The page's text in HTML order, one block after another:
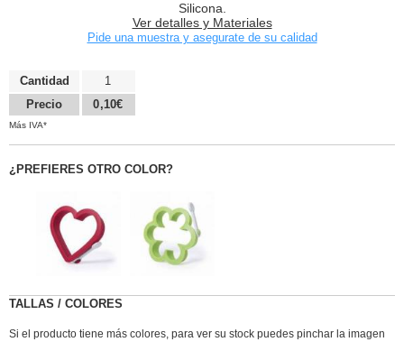
Silicona.
Ver detalles y Materiales
Pide una muestra y asegurate de su calidad
Cantidad
Precio
1
0,10€
Más IVA*
¿PREFIERES OTRO COLOR?
TALLAS / COLORES
Si el producto tiene más colores, para ver su stock puedes pinchar la imagen